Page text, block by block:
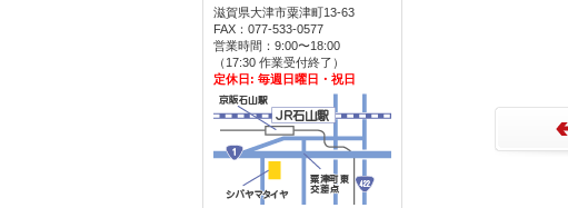
滋賀県大津市粟津町13-63
FAX：077-533-0577
営業時間：9:00〜18:00
（17:30 作業受付終了）
定休日: 毎週日曜日・祝日